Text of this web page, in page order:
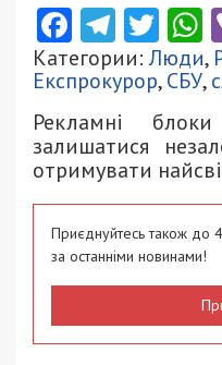
Facebook
Категории:Люди,
Експрокурор,СБУ,
Рекламні
залишатися
отримувати
Приєднуйтесь також до
за останніми новинами!